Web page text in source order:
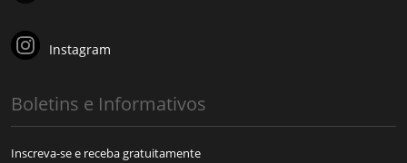
Instagram
Boletins e Informativos
Inscreva-se e receba gratuitamente